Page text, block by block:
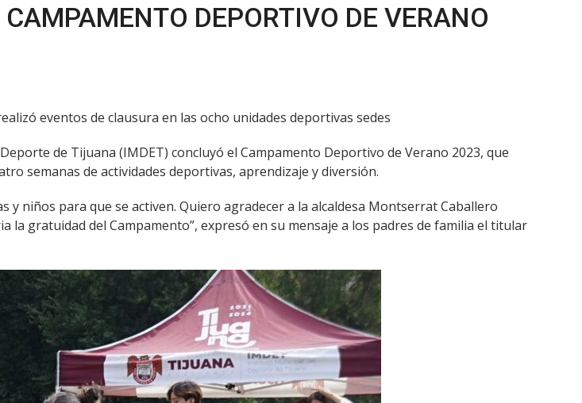
DEPORTIVO DE VERANO
eventos de clausura en las ocho unidades deportivas sedes
de Tijuana (IMDET) concluyó el Campamento Deportivo de Verano 2023, que
semanas de actividades deportivas, aprendizaje y diversión.
y niños para que se activen. Quiero agradecer a la alcaldesa Montserrat Caballero
gratuidad del Campamento”, expresó en su mensaje a los padres de familia el titular